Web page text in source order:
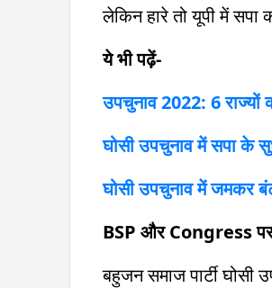
लेकिन हारे तो यूपी में
ये भी पढ़ें-
उपचुनाव 2022: 6 राज्यों
घोसी उपचुनाव में सपा के
घोसी उपचुनाव में जमकर
BSP और Congress पर
बहुजन समाज पार्टी घोसी